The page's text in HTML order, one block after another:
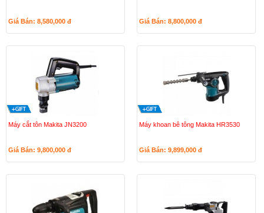
Giá Bán: 8,580,000 đ Giá Bán: 8,800,000 đ
Máy cắt tôn Makita JN3200
Giá Bán: 9,800,000 đ
Máy khoan bê tông Makita HR3530
Giá Bán: 9,899,000 đ